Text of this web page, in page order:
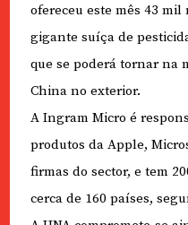
ofereceu este mês 43
gigante suíça de
que se poderá tornar na
China no exterior.
A Ingram Micro é
produtos da Apple,
firmas do sector, e tem
cerca de 160 países,